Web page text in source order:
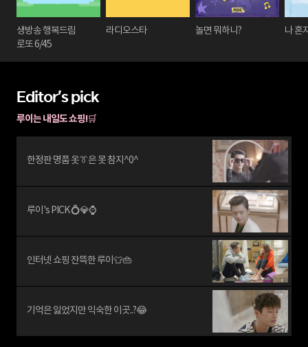
생방송 행복드림
로또 6/45
라디오스타 놀면 뭐하니? 나 혼
Editor's pick
루이는 내일도 쇼핑!🛒
한정판 명품 옷👔은 못 참지^0^
루이's PICK 💍💎⌚
인터넷 쇼핑 잔뜩한 루이👕👜
기억은 잃었지만 익숙한 이곳..?😂